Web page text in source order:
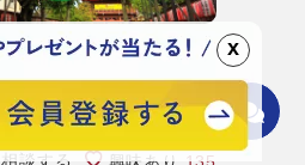
相談する 興味あり 135
x